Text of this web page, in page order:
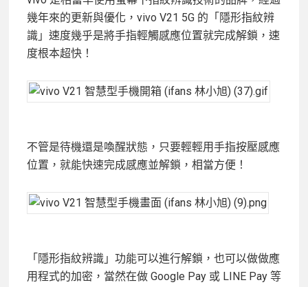
幾年來的更新與優化，vivo V21 5G 的「隱形指紋辨
識」速度幾乎是將手指輕觸感應位置就完成解鎖，速
度根本超快！
不管是待機還是喚醒狀態，只要輕輕用手指按壓感應
位置，就能快速完成感應並解鎖，相當方便！
「隱形指紋辨識」功能可以進行解鎖，也可以做做應
用程式的加密，當然在做 Google Pay 或 LINE Pay 等